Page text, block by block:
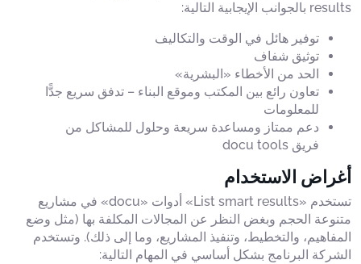
results بالجوانب الإيجابية التالية:
توفير هائل في الوقت والتكاليف
توثيق شفاف
الحد من الأخطاء «البشرية»
تعاون رائع بين المكتب وموقع البناء – تدفق سريع جدًّا
للمعلومات
دعم ممتاز ومساعدة سريعة وحلول للمشاكل من
فريق docu tools
أغراض الاستخدام
تستخدم «List smart results» أدوات «docu» في مشاريع
متنوعة الحجم وبغض النظر عن المجالات المكلفة بها (مثل وضع
المفاهيم، والتخطيط، وتنفيذ المشاريع، وما إلى ذلك). وتستخدم
الشركة البرنامج بشكل أساسي في المهام التالية: